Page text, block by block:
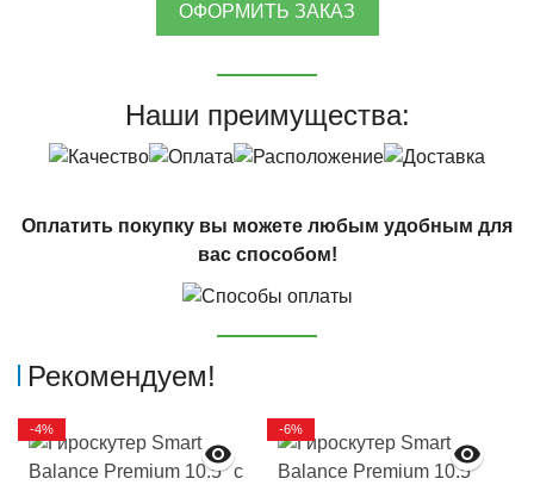
ОФОРМИТЬ ЗАКАЗ
Наши преимущества:
Оплатить покупку вы можете любым удобным для
вас способом!
Рекомендуем!
-4% -6%